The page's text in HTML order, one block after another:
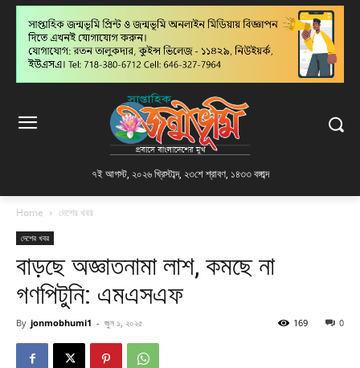
৭ই আগস্ট, ২০২৬ খ্রিস্টাব্দ, ২৩শে শ্রাবণ, ১৪৩৩ বঙ্গাব্দ
Home দেশের খবর
দেশের খবর
বাড়ছে অজ্ঞাতনামা লাশ, কমছে না
গণপিটুনি: এমএসএফ
By jonmobhumi1 - জুন ১, ২০২৫ 0
169